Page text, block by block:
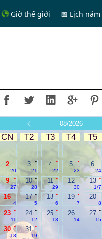
Giờ thế giới 📅 Lịch năm
- 08/2026
CN T2 T3 T4 T5
2
20
.
3
21
.
4
22
.
5
23
6
24
.
9
27
.
10
28
.
11
29
12
30
.
13
1/7
16
4
.
17
5
.
18
6
.
19
7
20
8
.
23
11
.
24
12
.
25
13
26
14
.
27
15
.
30
18
.
31
19